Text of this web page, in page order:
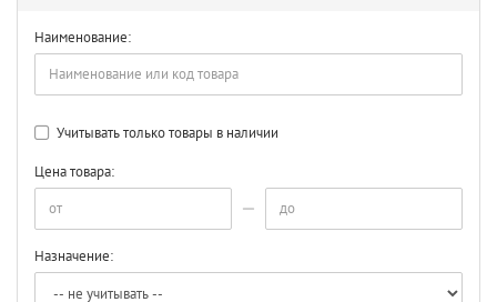
Наименование:
Учитывать только товары в наличии
Цена товара:
Назначение: